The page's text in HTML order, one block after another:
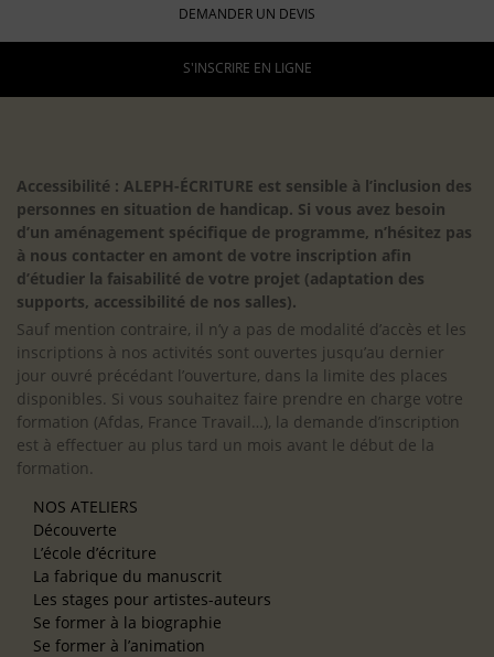
DEMANDER UN DEVIS
S'INSCRIRE EN LIGNE
Accessibilité : ALEPH-ÉCRITURE est sensible à l’inclusion des
personnes en situation de handicap. Si vous avez besoin
d’un aménagement spécifique de programme, n’hésitez pas
à nous contacter en amont de votre inscription afin
d’étudier la faisabilité de votre projet (adaptation des
supports, accessibilité de nos salles).
Sauf mention contraire, il n’y a pas de modalité d’accès et les
inscriptions à nos activités sont ouvertes jusqu’au dernier
jour ouvré précédant l’ouverture, dans la limite des places
disponibles. Si vous souhaitez faire prendre en charge votre
formation (Afdas, France Travail…), la demande d’inscription
est à effectuer au plus tard un mois avant le début de la
formation.
NOS ATELIERS
Découverte
L’école d’écriture
La fabrique du manuscrit
Les stages pour artistes-auteurs
Se former à la biographie
Se former à l’animation